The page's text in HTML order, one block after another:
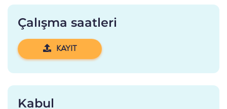
Çalışma saatleri
KAYIT
Kabul